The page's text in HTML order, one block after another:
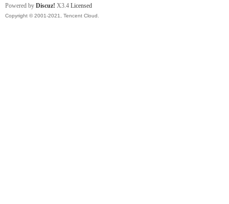
Powered by Discuz! X3.4 Licensed
Copyright © 2001-2021, Tencent Cloud.